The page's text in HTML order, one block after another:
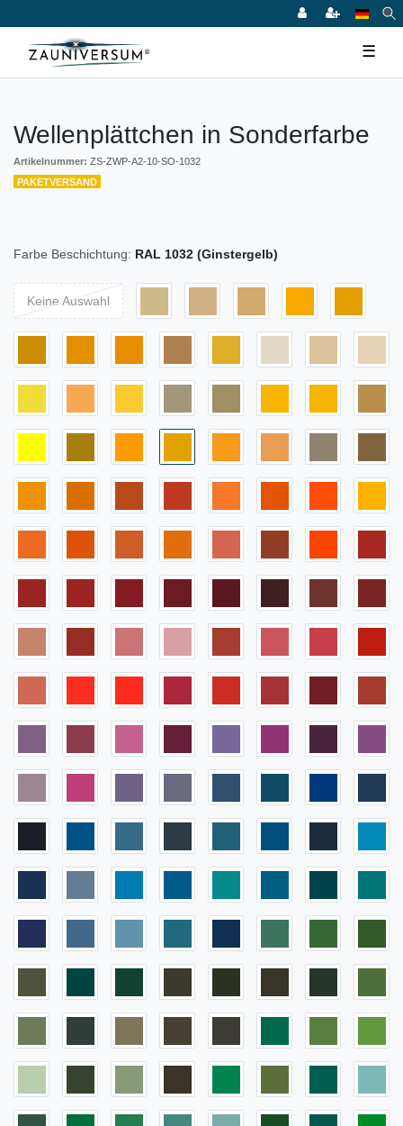
☰
Wellenplättchen in Sonderfarbe
Artikelnummer: ZS-ZWP-A2-10-SO-1032
PAKETVERSAND
Farbe Beschichtung: RAL 1032 (Ginstergelb)
Keine Auswahl